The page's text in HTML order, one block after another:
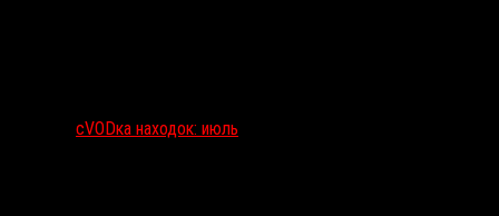
сVODка находок: июль